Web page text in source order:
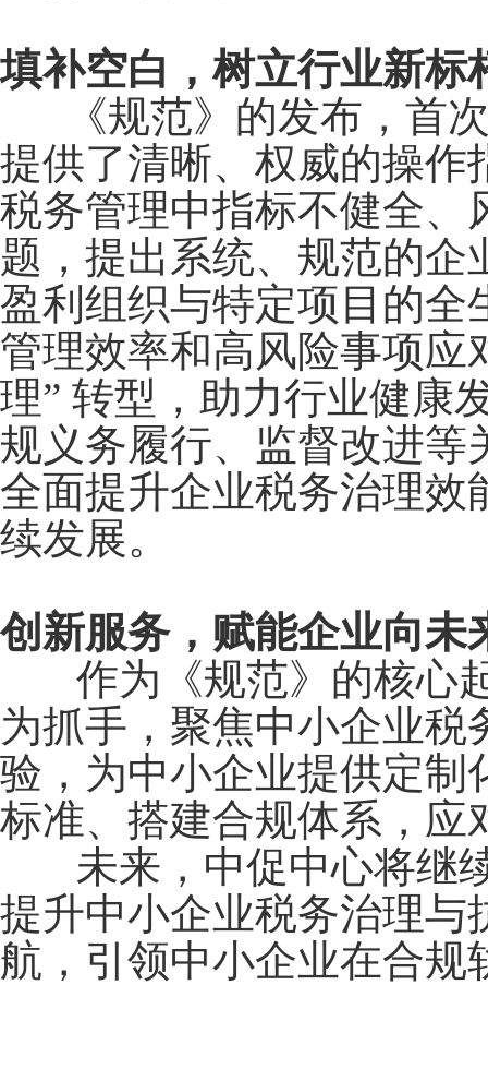
填补空白，树立行业新标
《规范》的发布，首次
提供了清晰、权威的操作
税务管理中指标不健全、
题，提出系统、规范的
盈利组织与特定项目的全
管理效率和高风险事项应
理” 转型，助力行业健康
规义务履行、监督改进等
全面提升企业税务治理效
续发展。
创新服务，赋能企业向未
作为《规范》的核心起
为抓手，聚焦中小企业
验，为中小企业提供定制
标准、搭建合规体系，应
未来，中促中心将继续
提升中小企业税务治理与
航，引领中小企业在合规